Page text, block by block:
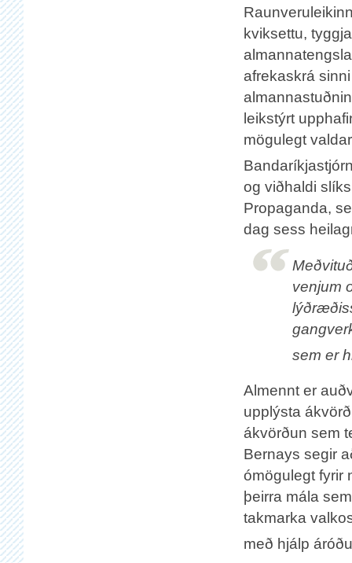
kviksettu,
afrekaskrá
leikstýrt
mögulegt
og viðhaldi
Propaganda,
dag sess
venjum
sem er
Almennt er
upplýsta
ákvörðun sem
Bernays segir
ómögulegt fyrir
þeirra mála
takmarka
með hjálp